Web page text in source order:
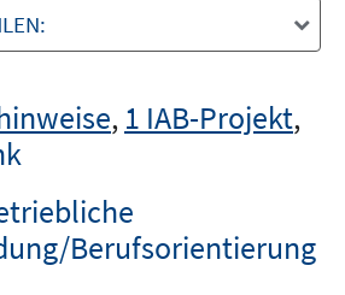
, 1 IAB-Projekt,
Berufsorientierung